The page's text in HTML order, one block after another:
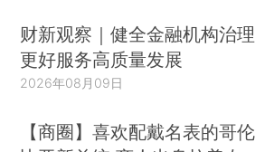
财新观察｜健全金融机构治理
更好服务高质量发展
2026年08月09日
【商圈】喜欢配戴名表的哥伦